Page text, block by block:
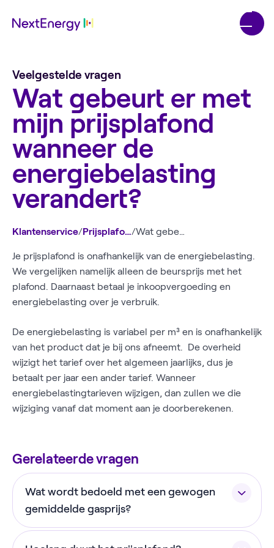
Veelgestelde vragen
Wat gebeurt er met
mijn prijsplafond
wanneer de
energiebelasting
verandert?
Klantenservice/ Prijsplafond/ Wat gebeurt er met mijn prijsplafond wanneer de energiebelasting verandert?
Je prijsplafond is onafhankelijk van de energiebelasting.
We vergelijken namelijk alleen de beursprijs met het
plafond. Daarnaast betaal je inkoopvergoeding en
energiebelasting over je verbruik.
De energiebelasting is variabel per m³ en is onafhankelijk
van het product dat je bij ons afneemt. De overheid
wijzigt het tarief over het algemeen jaarlijks, dus je
betaalt per jaar een ander tarief. Wanneer
energiebelastingtarieven wijzigen, dan zullen we die
wijziging vanaf dat moment aan je doorberekenen.
Gerelateerde vragen
Wat wordt bedoeld met een gewogen
gemiddelde gasprijs?
Stel dat je in één maand 200 m3 gas verbruikt.